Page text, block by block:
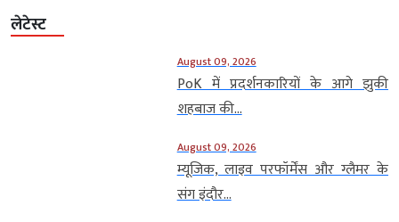
लेटेस्ट
August 09, 2026
PoK में प्रदर्शनकारियों के आगे झुकी
शहबाज की...
August 09, 2026
म्यूजिक, लाइव परफॉर्मेंस और ग्लैमर के
संग इंदौर...